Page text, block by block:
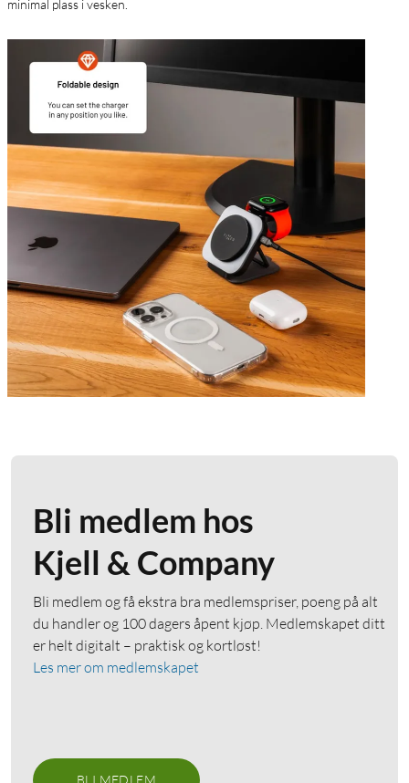
minimal plass i vesken.
Bli medlem hos
Kjell & Company
Bli medlem og få ekstra bra medlemspriser, poeng på alt
du handler og 100 dagers åpent kjøp. Medlemskapet ditt
er helt digitalt – praktisk og kortløst!
Les mer om medlemskapet